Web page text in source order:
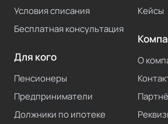
Условия списания
Бесплатная консультация
Для кого
Пенсионеры
Предприниматели
Должники по ипотеке
Кейсы
О